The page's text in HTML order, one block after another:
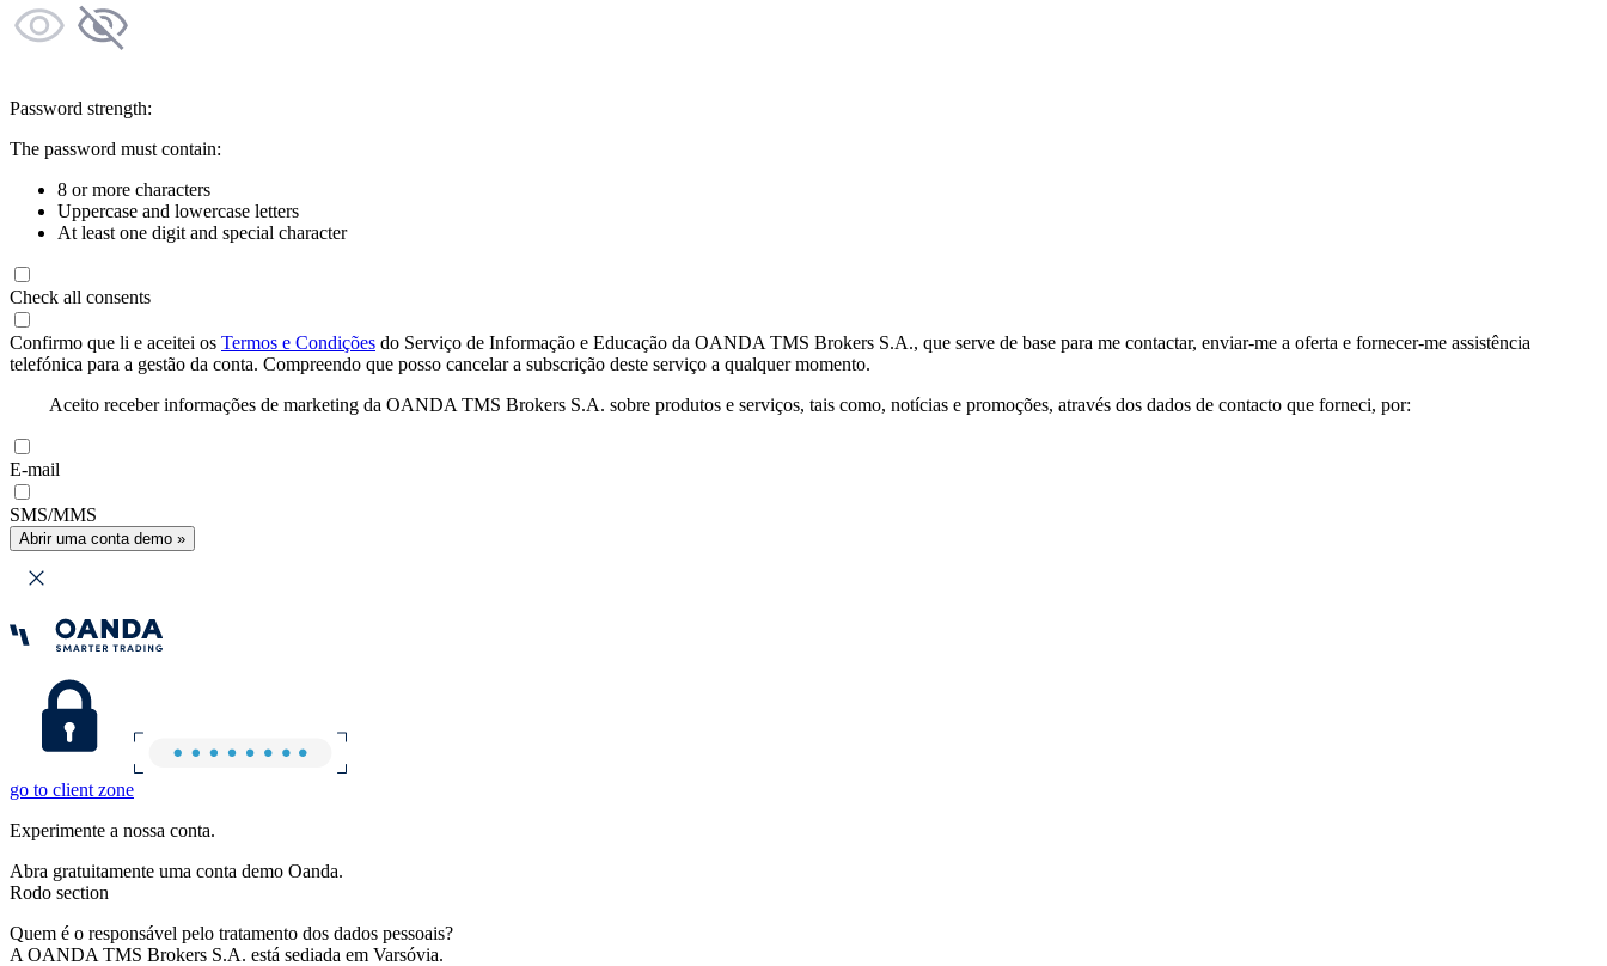
Password strength:
The password must contain:
8 or more characters
Uppercase and lowercase letters
At least one digit and special character
Check all consents
Confirmo que li e aceitei os Termos e Condições do Serviço de Informação e Educação da OANDA TMS Brokers S.A., que serve de base para me contactar, enviar-me a oferta e fornecer-me assistência
telefónica para a gestão da conta. Compreendo que posso cancelar a subscrição deste serviço a qualquer momento.
Aceito receber informações de marketing da OANDA TMS Brokers S.A. sobre produtos e serviços, tais como, notícias e promoções, através dos dados de contacto que forneci, por:
E-mail
SMS/MMS
Abrir uma conta demo »
go to client zone
Experimente a nossa conta.
Abra gratuitamente uma conta demo Oanda.
Rodo section
Quem é o responsável pelo tratamento dos dados pessoais?
A OANDA TMS Brokers S.A. está sediada em Varsóvia.